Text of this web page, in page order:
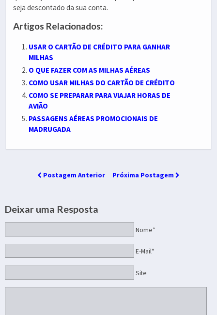
seja descontado da sua conta.
Artigos Relacionados:
USAR O CARTÃO DE CRÉDITO PARA GANHAR
MILHAS
O QUE FAZER COM AS MILHAS AÉREAS
COMO USAR MILHAS DO CARTÃO DE CRÉDITO
COMO SE PREPARAR PARA VIAJAR HORAS DE
AVIÃO
PASSAGENS AÉREAS PROMOCIONAIS DE
MADRUGADA
Postagem Anterior Próxima Postagem
Deixar uma Resposta
Nome*
E-Mail*
Site